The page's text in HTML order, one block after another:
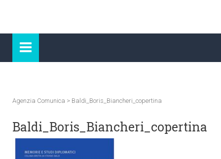
Agenzia Comunica > Baldi_Boris_Biancheri_copertina
Baldi_Boris_Biancheri_copertina